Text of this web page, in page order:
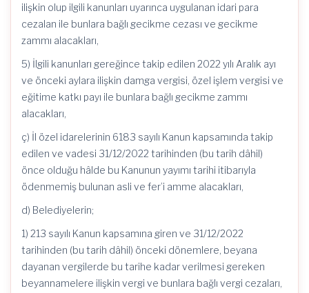
ilişkin olup ilgili kanunları uyarınca uygulanan idari para
cezalan ile bunlara bağlı gecikme cezası ve gecikme
zammı alacakları,
5) İlgili kanunları gereğince takip edilen 2022 yılı Aralık ayı
ve önceki aylara ilişkin damga vergisi, özel işlem vergisi ve
eğitime katkı payı ile bunlara bağlı gecikme zammı
alacakları,
ç) İl özel idarelerinin 6183 sayılı Kanun kapsamında takip
edilen ve vadesi 31/12/2022 tarihinden (bu tarih dâhil)
önce olduğu hâlde bu Kanunun yayımı tarihi itibarıyla
ödenmemiş bulunan asli ve fer’i amme alacakları,
d) Belediyelerin;
1) 213 sayılı Kanun kapsamına giren ve 31/12/2022
tarihinden (bu tarih dâhil) önceki dönemlere, beyana
dayanan vergilerde bu tarihe kadar verilmesi gereken
beyannamelere ilişkin vergi ve bunlara bağlı vergi cezaları,